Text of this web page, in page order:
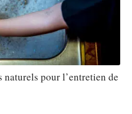
pour l’entretien de